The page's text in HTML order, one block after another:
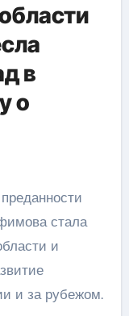
в
о
стала
и
и за рубежом.